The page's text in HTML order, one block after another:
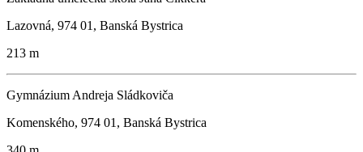
Lazovná, 974 01, Banská Bystrica
213 m
Gymnázium Andreja Sládkoviča
Komenského, 974 01, Banská Bystrica